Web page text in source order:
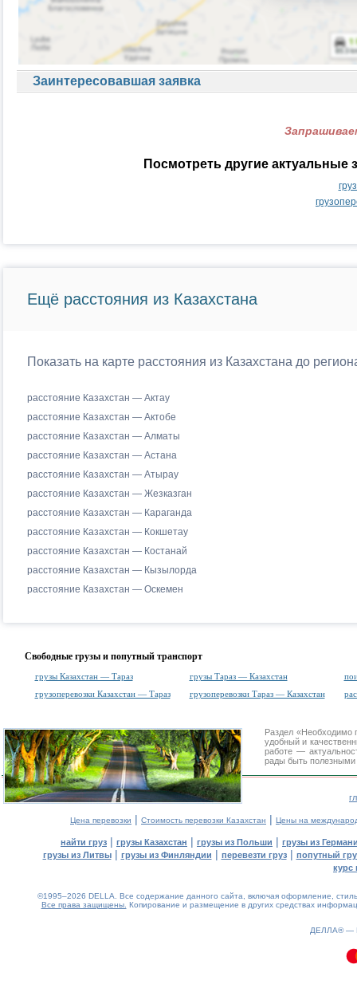
Заинтересовавшая заявка
Посмотреть другие актуальные
Ещё расстояния из Казахстана
Показать на карте расстояния из Казахстана до
расстояние Казахстан — Актау
расстояние Казахстан — Актобе
расстояние Казахстан — Алматы
расстояние Казахстан — Астана
расстояние Казахстан — Атырау
расстояние Казахстан — Жезказган
расстояние Казахстан — Караганда
расстояние Казахстан — Кокшетау
расстояние Казахстан — Костанай
расстояние Казахстан — Кызылорда
расстояние Казахстан — Оскемен
Свободные грузы и попутный транспорт
грузы Казахстан — Тараз грузы Тараз — Казахстан
грузоперевозки Казахстан — Тараз
грузоперевозки Тараз — Казахстан
Раздел «Необходимо
удобный и
работе —
рады быть полезными
Цена перевозки | Стоимость перевозки Казахстан | Цены на
найти груз | грузы Казахстан | грузы из Польши | грузы из
грузы из Литвы| грузы из Финляндии | перевезти груз| попутный
курс
©1995–2026 DELLA. Все содержание данного сайта, включая оформление,
Все права защищены. Копирование и размещение в других средствах
ДЕЛЛА® —